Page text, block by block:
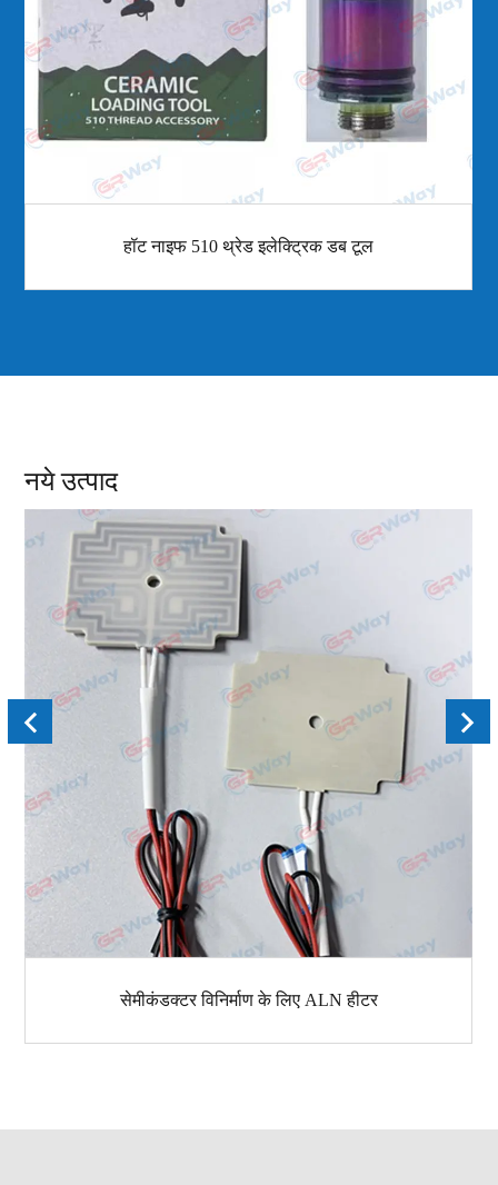
हॉट नाइफ 510 थ्रेड इलेक्ट्रिक डब टूल
नये उत्पाद
सेमीकंडक्टर विनिर्माण के लिए ALN हीटर